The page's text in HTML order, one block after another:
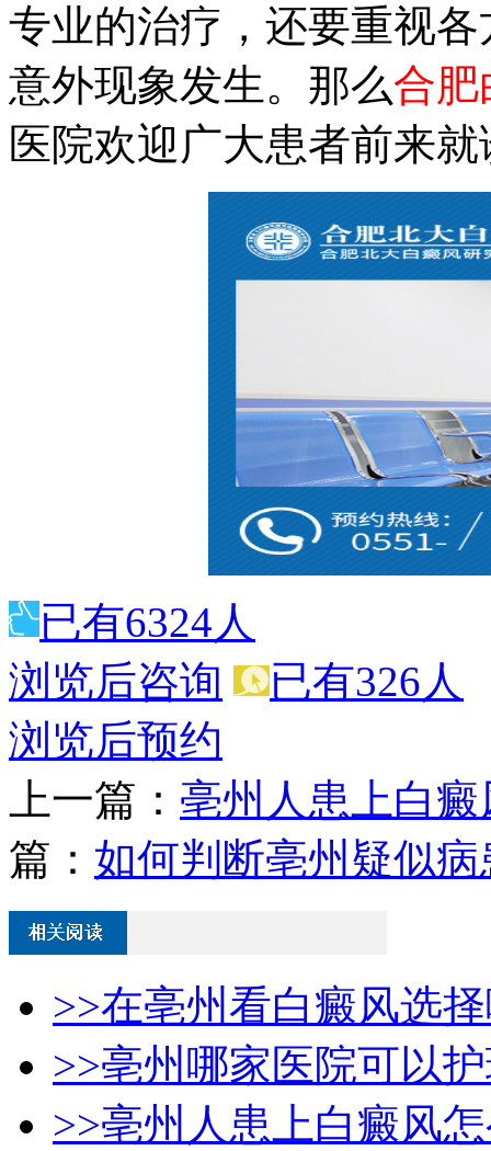
专业的治疗，还要重视
意外现象发生。那么合肥
医院欢迎广大患者前来
已有6324人
浏览后咨询
已有326人
浏览后预约
上一篇： 亳州人患上白
篇： 如何判断亳州疑似
>>在亳州看白癜风选
>>亳州哪家医院可以
>>亳州人患上白癜风